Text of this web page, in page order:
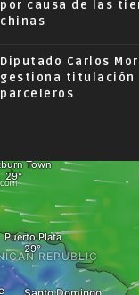
por causa de las
chinas
Diputado Carlos
gestiona titulación
parceleros